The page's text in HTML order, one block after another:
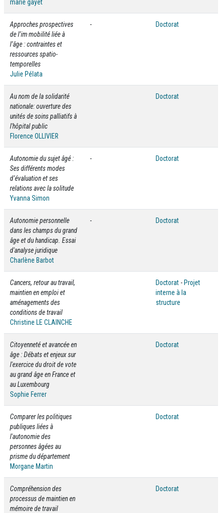
marie gayet
Approches prospectives
de l’im·mobilité liée à
l’âge : contraintes et
ressources spatio-
temporelles
Julie Pélata
- Doctorat
Au nom de la solidarité
nationale: ouverture des
unités de soins palliatifs à
l'hôpital public
Florence OLLIVIER
Doctorat
Autonomie du sujet âgé :
Ses différents modes
d’évaluation et ses
relations avec la solitude
Yvanna Simon
- Doctorat
Autonomie personnelle
dans les champs du grand
âge et du handicap. Essai
d'analyse juridique
Charlène Barbot
- Doctorat
Cancers, retour au travail,
maintien en emploi et
aménagements des
conditions de travail
Christine LE CLAINCHE
Doctorat - Projet
interne à la
structure
Citoyenneté et avancée en
âge : Débats et enjeux sur
l'exercice du droit de vote
au grand âge en France et
au Luxembourg
Sophie Ferrer
Doctorat
Comparer les politiques
publiques liées à
l'autonomie des
personnes âgées au
prisme du département
Morgane Martin
Doctorat
Compréhension des
processus de maintien en
mémoire de travail
Doctorat